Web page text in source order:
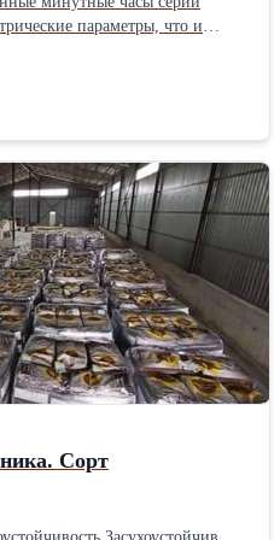
(толщиной 3 мм,
прозрачный скотч,
(минутная, часовая) -
- трафаретом для разметки
см. Возможно
обговаривается
Сорт